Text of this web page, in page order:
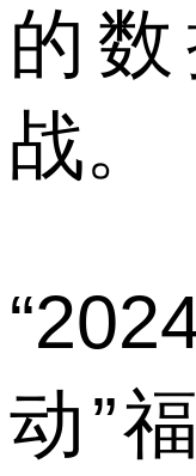
的
战。
动”